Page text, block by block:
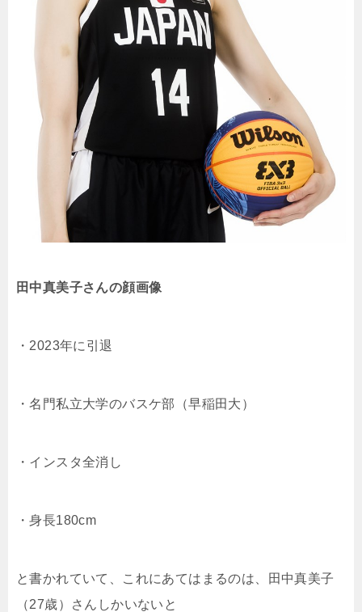
田中真美子さんの顔画像
・2023年に引退
・名門私立大学のバスケ部（早稲田大）
・インスタ全消し
・身長180cm
と書かれていて、これにあてはまるのは、
田中真美子
（27歳）さんしかいないと